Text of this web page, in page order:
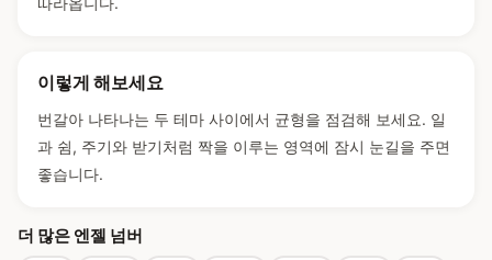
이렇게 해보세요
번갈아 나타나는 두 테마 사이에서 균형을 점검해 보세요. 일
과 쉼, 주기와 받기처럼 짝을 이루는 영역에 잠시 눈길을 주면
좋습니다.
더 많은 엔젤 넘버